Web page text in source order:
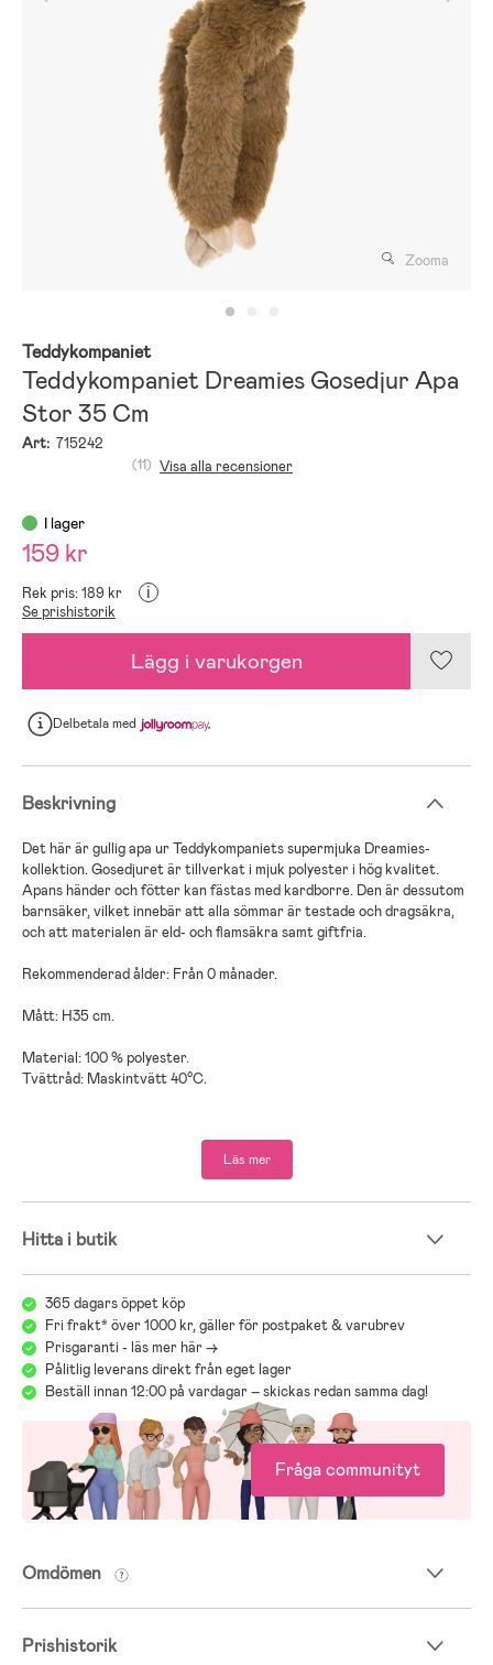
Zooma
Teddykompaniet
Teddykompaniet Dreamies Gosedjur Apa
Stor 35 Cm
Art: 715242
(11) Visa alla recensioner
I lager
159 kr
Rek pris: 189 kr i
Se prishistorik
Lägg i varukorgen
Delbetalamed
Beskrivning
Det här är gullig apa ur Teddykompaniets supermjuka Dreamies-
kollektion. Gosedjuret är tillverkat i mjuk polyester i hög kvalitet.
Apans händer och fötter kan fästas med kardborre. Den är dessutom
barnsäker, vilket innebär att alla sömmar är testade och dragsäkra,
och att materialen är eld- och flamsäkra samt giftfria.
Rekommenderad ålder: Från 0 månader.
Mått: H35 cm.
Material: 100 % polyester.
Tvättråd: Maskintvätt 40°C.
Läs mer
Hitta i butik
365 dagars öppet köp
Fri frakt* över 1000 kr, gäller för postpaket & varubrev
Prisgaranti - läs mer här ->
Pålitlig leverans direkt från eget lager
Beställ innan 12:00 på vardagar – skickas redan samma dag!
Fråga communityt
Omdömen
Prishistorik